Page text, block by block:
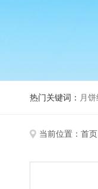
热门关键词： 月饼
当前位置： 首页